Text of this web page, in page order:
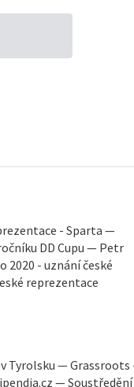
- Sparta —
DD Cupu — Petr
2020 - uznání české
reprezentace
Tyrolsku — Grassroots
— Soustředění